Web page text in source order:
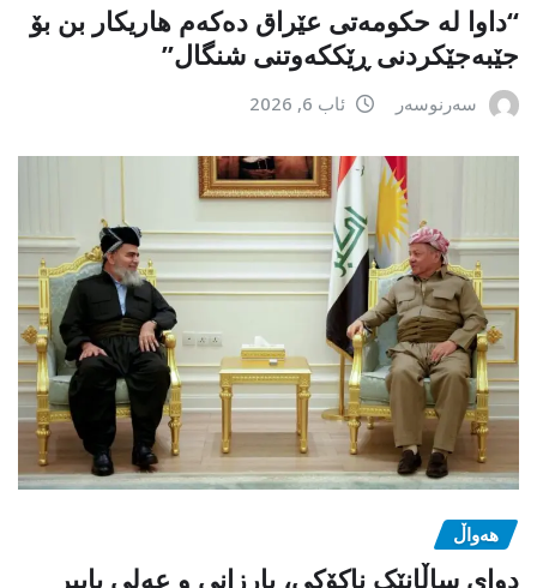
“داوا لە حكومەتی عێراق دەكەم هاریكار بن بۆ
جێبەجێكردنی ڕێككەوتنی شنگال”
سەرنوسەر ئاب 6, 2026
هەواڵ
دوای ساڵانێک ناکۆکی، بارزانی و عەلی باپیر